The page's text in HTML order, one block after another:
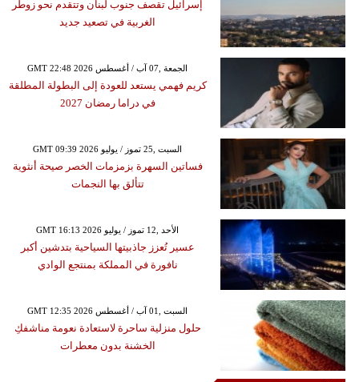
إسرائيل تقصف جنوب لبنان وتتقدم نحو زوطر
الغربية في تصعيد جديد
GMT 22:48 2026 الجمعة ,07 آب / أغسطس
كريم فهمي يستعد للعودة إلى البطولة المطلقة
في دراما رمضان 2027
GMT 09:39 2026 السبت ,25 تموز / يوليو
فساتين السهرة بزمزمات الخصر صيحة أنثوية
تتألق بها النجمات
GMT 16:13 2026 الأحد ,12 تموز / يوليو
عسير تُعزز جاذبيتها السياحية بتدشين أكبر
نافورة في المملكة بمنتجع الوادي
GMT 12:35 2026 السبت ,01 آب / أغسطس
حلول منزلية ساحرة لاستعادة نعومة مناشفكِ
الخشنة بدون معطرات